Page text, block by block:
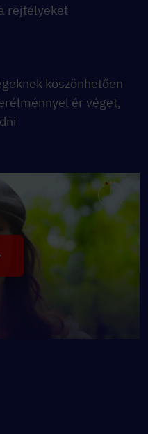
rejtélyeket
köszönhetően
ér véget,